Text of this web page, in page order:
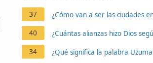
37 ¿Cómo van a ser las ciudades
40 ¿Cuántas alianzas hizo Dios
34 ¿Qué significa la palabra